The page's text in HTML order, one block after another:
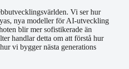
Vi ser hur
nya modeller för AI-utveckling
blir mer sofistikerade än
handlar detta om att förstå hur
vi bygger nästa generations